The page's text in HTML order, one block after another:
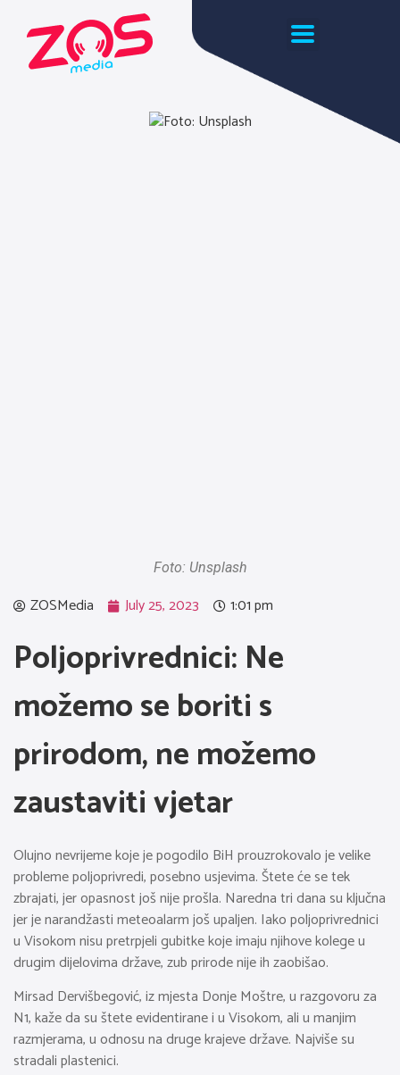
Foto: Unsplash
ZOSMedia July 25, 2023 1:01 pm
Poljoprivrednici: Ne
možemo se boriti s
prirodom, ne možemo
zaustaviti vjetar
Olujno nevrijeme koje je pogodilo BiH prouzrokovalo je velike
probleme poljoprivredi, posebno usjevima. Štete će se tek
zbrajati, jer opasnost još nije prošla. Naredna tri dana su ključna
jer je narandžasti meteoalarm još upaljen. Iako poljoprivrednici
u Visokom nisu pretrpjeli gubitke koje imaju njihove kolege u
drugim dijelovima države, zub prirode nije ih zaobišao.
Mirsad Dervišbegović, iz mjesta Donje Moštre, u razgovoru za
N1, kaže da su štete evidentirane i u Visokom, ali u manjim
razmjerama, u odnosu na druge krajeve države. Najviše su
stradali plastenici.